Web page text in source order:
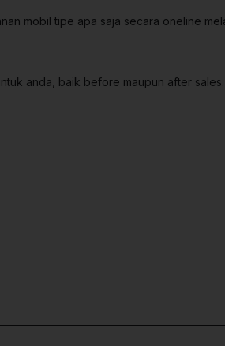
mobil tipe apa saja secara oneline
anda, baik before maupun after sales.